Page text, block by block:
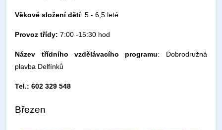
Věkové složení dětí: 5 - 6,5 leté
Provoz třídy: 7:00 -15:30 hod
Název třídního vzdělávacího programu: Dobrodružná
plavba Delfínků
Tel.: 602 329 548
Březen